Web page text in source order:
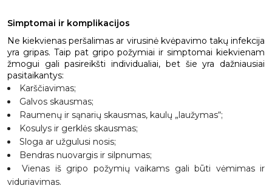
Simptomai ir komplikacijos
Ne kiekvienas peršalimas ar virusinė kvėpavimo takų infekcija
yra gripas. Taip pat gripo požymiai ir simptomai kiekvienam
žmogui gali pasireikšti individualiai, bet šie yra dažniausiai
pasitaikantys:
Karščiavimas;
Galvos skausmas;
Raumenų ir sąnarių skausmas, kaulų „laužymas“;
Kosulys ir gerklės skausmas;
Sloga ar užgulusi nosis;
Bendras nuovargis ir silpnumas;
Vienas iš gripo požymių vaikams gali būti vėmimas ir
viduriavimas.